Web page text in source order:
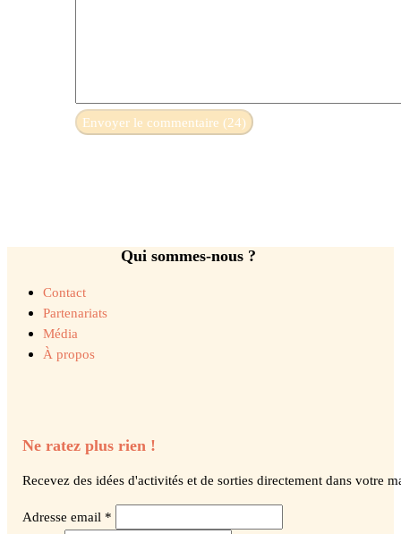
Qui sommes-nous ?
Contact
Partenariats
Média
À propos
Ne ratez plus rien !
Recevez des idées d'activités et de sorties directement dans votre
Adresse email *